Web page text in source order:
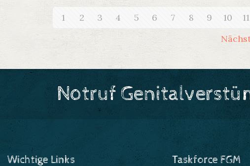
1 2 3 4 5 6 7 8 9 10 11
Notruf
Wichtige Links Taskforce FGM